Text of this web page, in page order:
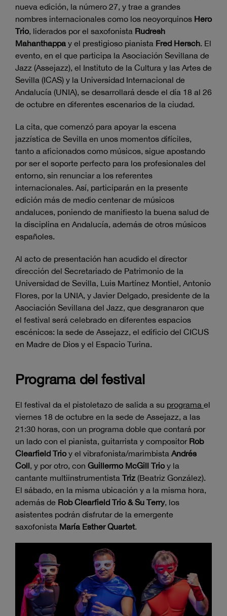
nueva edición, la número 27, y trae a grandes
nombres internacionales como los neoyorquinos Hero
Trio, liderados por el saxofonista Rudresh
Mahanthappa y el prestigioso pianista Fred Hersch. El
evento, en el que participa la Asociación Sevillana de
Jazz (Assejazz), el Instituto de la Cultura y las Artes de
Sevilla (ICAS) y la Universidad Internacional de
Andalucía (UNIA), se desarrollará desde el día 18 al 26
de octubre en diferentes escenarios de la ciudad.
La cita, que comenzó para apoyar la escena
jazzística de Sevilla en unos momentos difíciles,
tanto a aficionados como músicos, sigue apostando
por ser el soporte perfecto para los profesionales del
entorno, sin renunciar a los referentes
internacionales. Así, participarán en la presente
edición más de medio centenar de músicos
andaluces, poniendo de manifiesto la buena salud de
la disciplina en Andalucía, además de otros músicos
españoles.
Al acto de presentación han acudido el director
dirección del Secretariado de Patrimonio de la
Universidad de Sevilla, Luis Martínez Montiel, Antonio
Flores, por la UNIA, y Javier Delgado, presidente de la
Asociación Sevillana del Jazz, que desgranaron que
el festival será celebrado en diferentes espacios
escénicos: la sede de Assejazz, el edificio del CICUS
en Madre de Dios y el Espacio Turina.
Programa del festival
El festival da el pistoletazo de salida a su programa el
viernes 18 de octubre en la sede de Assejazz, a las
21:30 horas, con un programa doble que contará por
un lado con el pianista, guitarrista y compositor Rob
Clearfield Trioy el vibrafonista/marimbista Andrés
Coll, y por otro, con Guillermo McGill Trioy la
cantante multiinstrumentista Triz (Beatriz González).
El sábado, en la misma ubicación y a la misma hora,
además de Rob Clearfield Trio & Su Terry, los
asistentes podrán disfrutar de la emergente
saxofonista María Esther Quartet.